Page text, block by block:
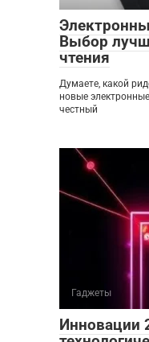
Выбор
чтения
Думаете, какой
новые
честный
Гаджеты
Инновации